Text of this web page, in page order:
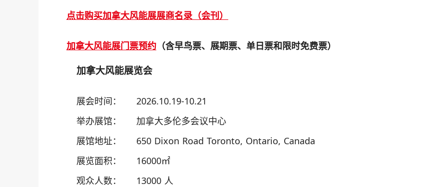
点击购买加拿大风能展展商名录（会刊）
加拿大风能展门票预约 （含早鸟票、展期票、单日票和限时免费票）
加拿大风能展览会
展会时间：
2026.10.19-10.21
举办展馆：
加拿大多伦多会议中心
展馆地址：
650 Dixon Road Toronto, Ontario, Canada
展览面积：
16000㎡
观众人数：
13000 人